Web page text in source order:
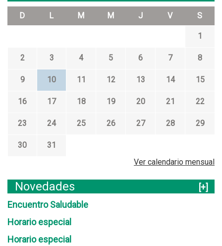
D L M M J V S
1
2 3 4 5 6 7 8
9 10 11 12 13 14 15
16 17 18 19 20 21 22
23 24 25 26 27 28 29
30
31
Ver calendario mensual
Novedades
[+]
Encuentro Saludable
Horario especial
Horario especial